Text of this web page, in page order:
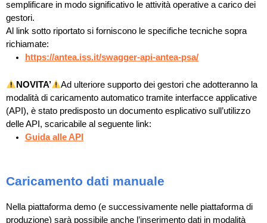
semplificare in modo significativo le attività operative a carico dei
gestori.
Al link sotto riportato si forniscono le specifiche tecniche sopra
richiamate:
https://antea.iss.it/swagger-api-antea-psa/
NOVITA’
Ad ulteriore supporto dei gestori che adotteranno la
modalità di caricamento automatico tramite interfacce applicative
(API), è stato predisposto un documento esplicativo sull’utilizzo
delle API, scaricabile al seguente link:
Guida alle API
Caricamento dati manuale
Nella piattaforma demo (e successivamente nelle piattaforma di
produzione) sarà possibile anche l’inserimento dati in modalità